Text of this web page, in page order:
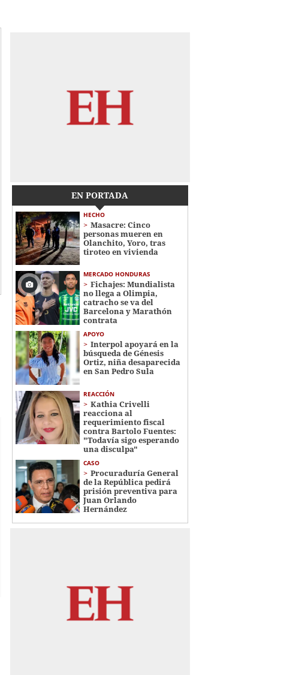
EN PORTADA
HECHO
Masacre: Cinco
personas mueren en
Olanchito, Yoro, tras
tiroteo en vivienda
MERCADO HONDURAS
Fichajes: Mundialista
no llega a Olimpia,
catracho se va del
Barcelona y Marathón
contrata
APOYO
Interpol apoyará en la
búsqueda de Génesis
Ortiz, niña desaparecida
en San Pedro Sula
REACCIÓN
Kathia Crivelli
reacciona al
requerimiento fiscal
contra Bartolo Fuentes:
"Todavía sigo esperando
una disculpa"
CASO
Procuraduría General
de la República pedirá
prisión preventiva para
Juan Orlando
Hernández